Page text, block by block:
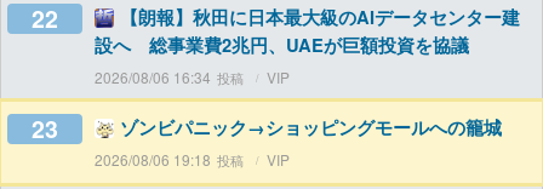
22
【朗報】秋田に日本最大級のAIデータセンター建
設へ 総事業費2兆円、UAEが巨額投資を協議
2026/08/06 16:34 VIP
23 ゾンビパニック→ショッピングモールへの籠城
2026/08/06 19:18 VIP